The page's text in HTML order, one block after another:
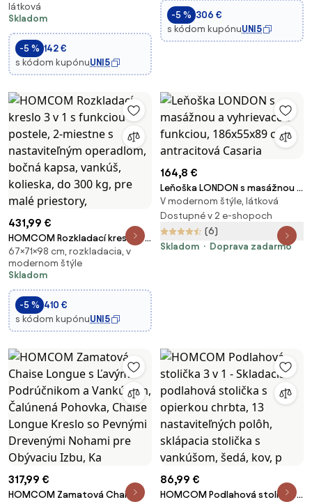
Skladacie Kreslo s Funkciou
Postele, Polohovateľné s
Vankúšom, Posteľ pre Hostí do
Obývacej Izby a Spáln
látková
Skladom
-5 % 142 €
s kódom kupónuUNI5
Obývačku, Svetlosivá | Aosom
-5 % 306 €
s kódom kupónuUNI5
431,99 €
HOMCOM Rozkladací kreslo 3 v
1 s funkciou postele, 2-miestne
s nastaviteľným operadlom,
bočná kapsa, vankúš, kolieska,
do 300 kg, pre malé priestory,
67×71×98 cm, rozkladacia, v
modernom štýle
Skladom
-5 % 410 €
s kódom kupónuUNI5
164,8 €
Leňoška LONDON s masážnou a
vyhrievacou funkciou,
186x55x89 cm, antracitová
Casaria
V modernom štýle, látková
Dostupné v 2 e-shopoch
(6)
Skladom
Doprava zadarmo
317,99 €
HOMCOM Zamatová Chaise
86,99 €
HOMCOM Podlahová stolička 3